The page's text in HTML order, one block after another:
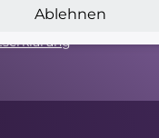
Ablehnen